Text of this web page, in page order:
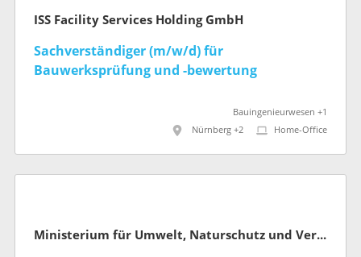
ISS Facility Services Holding GmbH
Sachverständiger (m/w/d) für
Bauwerksprüfung und -bewertung
Bauingenieurwesen +1
Nürnberg +2
Home-Office
Ministerium für Umwelt, Naturschutz und Verkehr des Landes Nordrhein-Westfalen